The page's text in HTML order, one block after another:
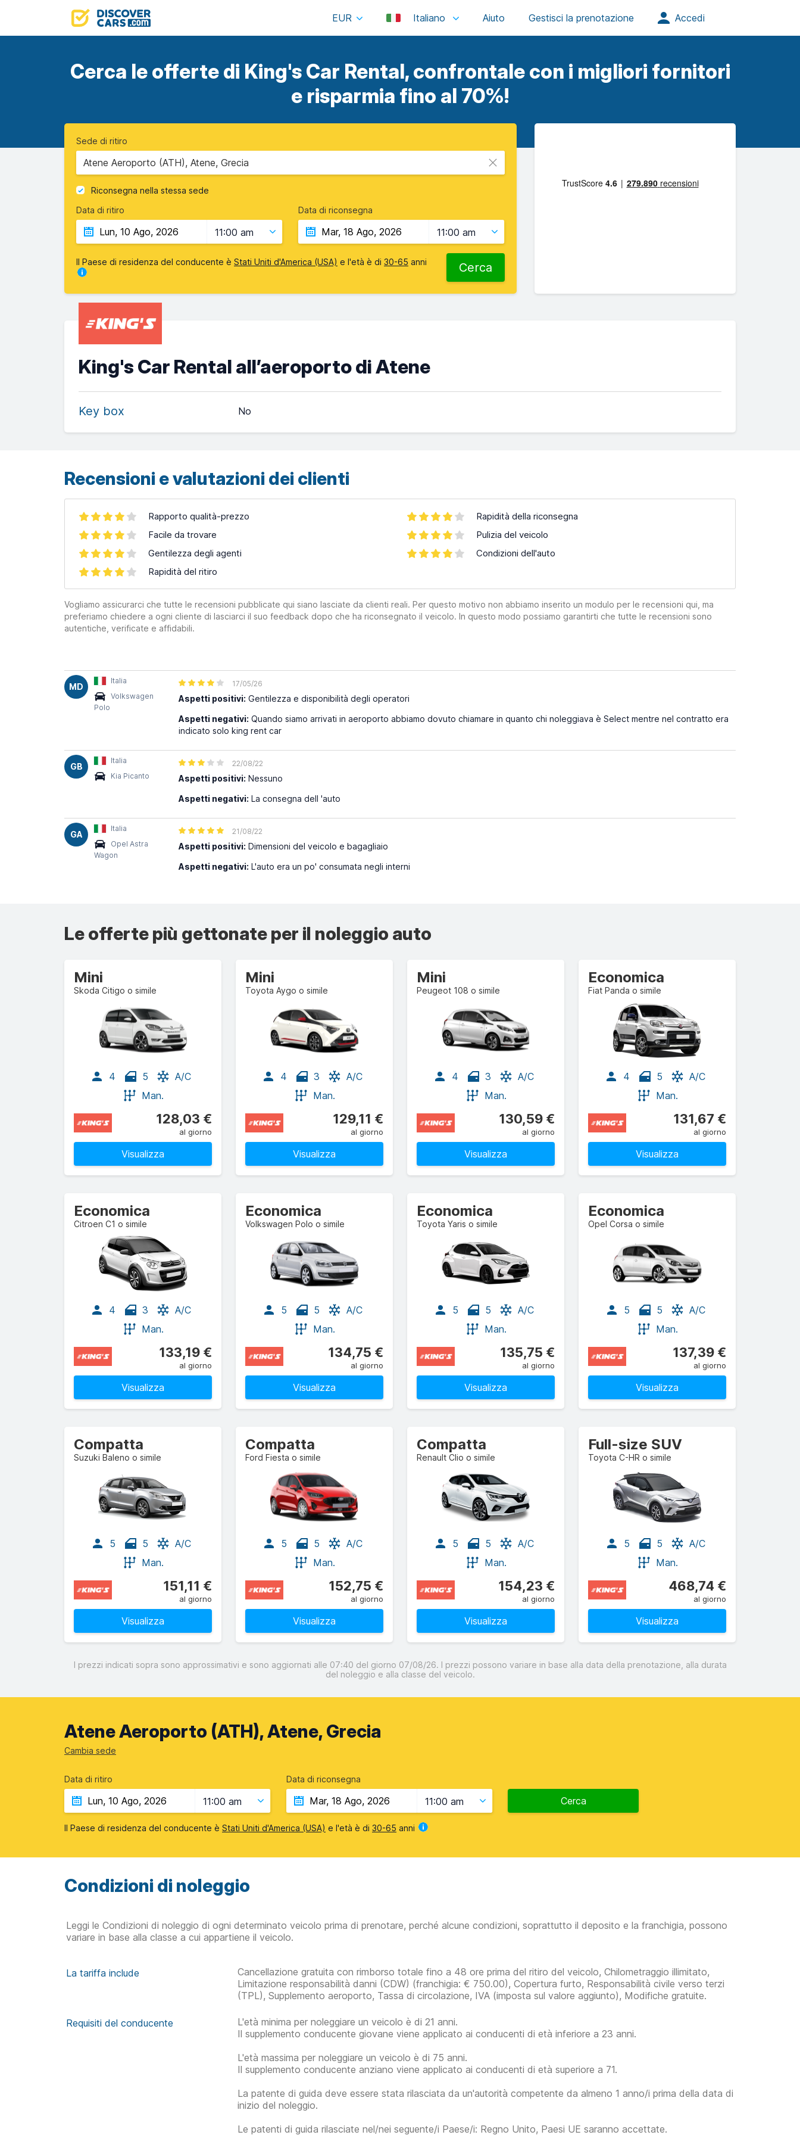
EUR Italiano
Cerca le offerte di King's Car Rental, confrontale con i migliori fornitori
e risparmia fino al 70%!
Sede di ritiro
Atene Aeroporto (ATH), Atene, Grecia
Riconsegna nella stessa sede
Data di ritiro
11:00 am
Data di riconsegna
11:00 am
Il Paese di residenza del conducente è Stati Uniti d'America (USA) e l'età è di 30-65 anni Cerca
King's Car Rental all’aeroporto di Atene
Key box No
Recensioni e valutazioni dei clienti
Rapporto qualità-prezzo
Facile da trovare
Gentilezza degli agenti
Rapidità del ritiro
Rapidità della riconsegna
Pulizia del veicolo
Condizioni dell'auto
Vogliamo assicurarci che tutte le recensioni pubblicate qui siano lasciate da clienti reali. Per questo motivo non abbiamo inserito un modulo per le recensioni qui, ma
preferiamo chiedere a ogni cliente di lasciarci il suo feedback dopo che ha riconsegnato il veicolo. In questo modo possiamo garantirti che tutte le recensioni sono
autentiche, verificate e affidabili.
MD
Italia
Volkswagen
Polo
17/05/26
Aspetti positivi: Gentilezza e disponibilità degli operatori
Aspetti negativi: Quando siamo arrivati in aeroporto abbiamo dovuto chiamare in quanto chi noleggiava è Select mentre nel contratto era
indicato solo king rent car
GB
Italia
Kia Picanto
22/08/22
Aspetti positivi: Nessuno
Aspetti negativi: La consegna dell 'auto
GA
Italia
Opel Astra
Wagon
21/08/22
Aspetti positivi: Dimensioni del veicolo e bagagliaio
Aspetti negativi: L'auto era un po' consumata negli interni
Le offerte più gettonate per il noleggio auto
Mini
Skoda Citigo o simile
4 5
A/C
Man.
128,03 €
al giorno
Visualizza
Mini
Toyota Aygo o simile
4 3
A/C
Man.
129,11 €
al giorno
Visualizza
Mini
Peugeot 108 o simile
4 3
A/C
Man.
130,59 €
al giorno
Visualizza
Economica
Fiat Panda o simile
4 5
A/C
Man.
131,67 €
al giorno
Visualizza
Economica
Citroen C1 o simile
4 3
A/C
Man.
133,19 €
al giorno
Visualizza
Economica
Volkswagen Polo o simile
5 5
A/C
Man.
134,75 €
al giorno
Visualizza
Economica
Toyota Yaris o simile
5 5
A/C
Man.
135,75 €
al giorno
Visualizza
Economica
Opel Corsa o simile
5 5
A/C
Man.
137,39 €
al giorno
Visualizza
Compatta
Suzuki Baleno o simile
5 5
A/C
Man.
151,11 €
al giorno
Visualizza
Compatta
Ford Fiesta o simile
5 5
A/C
Man.
152,75 €
al giorno
Visualizza
Compatta
Renault Clio o simile
5 5
A/C
Man.
154,23 €
al giorno
Visualizza
Full-size SUV
Toyota C-HR o simile
5 5
A/C
Man.
468,74 €
al giorno
Visualizza
I prezzi indicati sopra sono approssimativi e sono aggiornati alle 07:40 del giorno 07/08/26. I prezzi possono variare in base alla data della prenotazione, alla durata
del noleggio e alla classe del veicolo.
Atene Aeroporto (ATH), Atene, Grecia
Cambia sede
Data di ritiro
11:00 am
Data di riconsegna
11:00 am Cerca
Il Paese di residenza del conducente è Stati Uniti d'America (USA) e l'età è di 30-65 anni
Condizioni di noleggio
Leggi le Condizioni di noleggio di ogni determinato veicolo prima di prenotare, perché alcune condizioni, soprattutto il deposito e la franchigia, possono
variare in base alla classe a cui appartiene il veicolo.
La tariffa include
Cancellazione gratuita con rimborso totale fino a 48 ore prima del ritiro del veicolo, Chilometraggio illimitato,
Limitazione responsabilità danni (CDW) (franchigia: € 750.00), Copertura furto, Responsabilità civile verso terzi
(TPL), Supplemento aeroporto, Tassa di circolazione, IVA (imposta sul valore aggiunto), Modifiche gratuite.
Requisiti del conducente
L'età minima per noleggiare un veicolo è di 21 anni.
Il supplemento conducente giovane viene applicato ai conducenti di età inferiore a 23 anni.
L'età massima per noleggiare un veicolo è di 75 anni.
Il supplemento conducente anziano viene applicato ai conducenti di età superiore a 71.
La patente di guida deve essere stata rilasciata da un'autorità competente da almeno 1 anno/i prima della data di
inizio del noleggio.
Le patenti di guida rilasciate nel/nei seguente/i Paese/i: Regno Unito, Paesi UE saranno accettate.